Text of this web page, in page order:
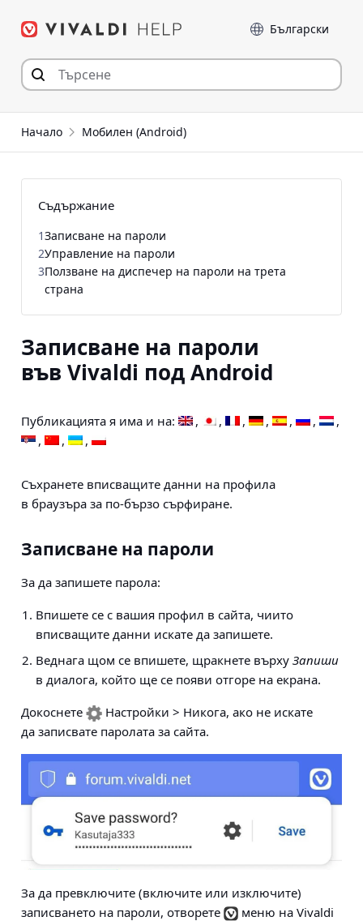
към съдържанието
Език
Начало Мобилен (Android)
Записване на пароли
във Vivaldi под Android
Публикацията я има и на:
Съхранете вписващите данни на профила
в браузъра за по-бързо сърфиране.
Записване на пароли
За да запишете парола:
Впишете се с вашия профил в сайта, чиито
вписващите данни искате да запишете.
Веднага щом се впишете, щракнете върху Запиши
в диалога, който ще се появи отгоре на екрана.
Докоснете
Настройки > Никога, ако не искате
да записвате паролата за сайта.
За да превключите (включите или изключите)
записването на пароли, отворете
меню на Vivaldi
Съдържание
1Записване на пароли
2Управление на пароли
3Ползване на диспечер на пароли на трета
страна